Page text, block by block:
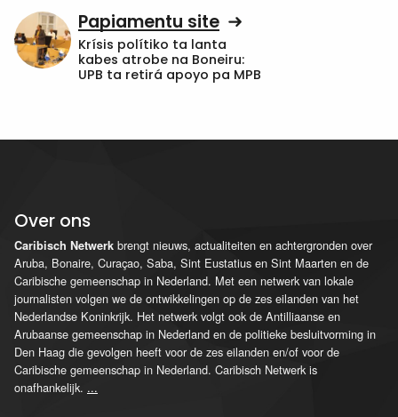
Papiamentu site
Krísis polítiko ta lanta
kabes atrobe na Boneiru:
UPB ta retirá apoyo pa MPB
Over ons
Caribisch Netwerk brengt nieuws, actualiteiten en achtergronden over
Aruba, Bonaire, Curaçao, Saba, Sint Eustatius en Sint Maarten en de
Caribische gemeenschap in Nederland. Met een netwerk van lokale
journalisten volgen we de ontwikkelingen op de zes eilanden van het
Nederlandse Koninkrijk. Het netwerk volgt ook de Antilliaanse en
Arubaanse gemeenschap in Nederland en de politieke besluitvorming in
Den Haag die gevolgen heeft voor de zes eilanden en/of voor de
Caribische gemeenschap in Nederland. Caribisch Netwerk is
onafhankelijk. ...